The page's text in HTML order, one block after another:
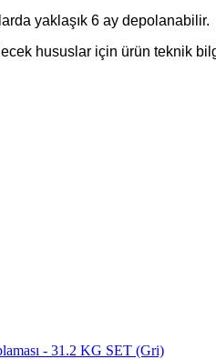
yaklaşık 6 ay depolanabilir.
hususlar için ürün teknik